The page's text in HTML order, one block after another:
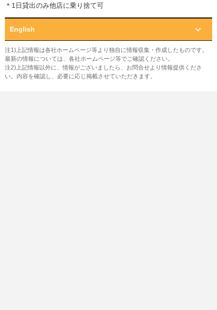
＊1日貸出のみ他店に乗り捨て可
English
注1)上記情報は各社ホームページ等より独自に情報収集・作成したものです。
最新の情報については、各社ホームページ等でご確認ください。
注2)上記情報以外に、情報がございましたら、お問合せより情報提供くださ
い。内容を確認し、必要に応じ掲載させていただきます。